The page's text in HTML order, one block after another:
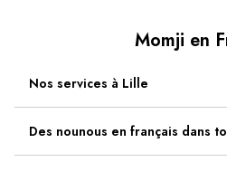
Momji en
Nos services à Lille
Des nounous en français dans